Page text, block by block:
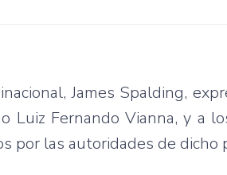
James Spalding,
Luiz Fernando Vianna, y a
por las autoridades de dicho